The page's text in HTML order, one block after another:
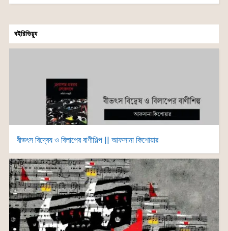
বইরিভিয়্যু
বীভৎস বিদ্বেষ ও বিলাপের বাণীশিল্প || আফসানা কিশোয়ার